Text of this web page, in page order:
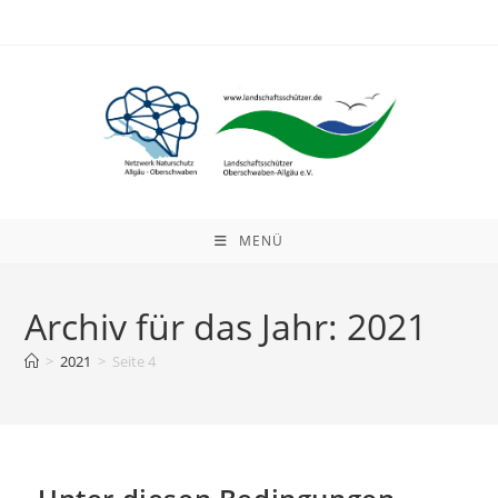
MENÜ
Archiv für das Jahr: 2021
> 2021 > Seite 4